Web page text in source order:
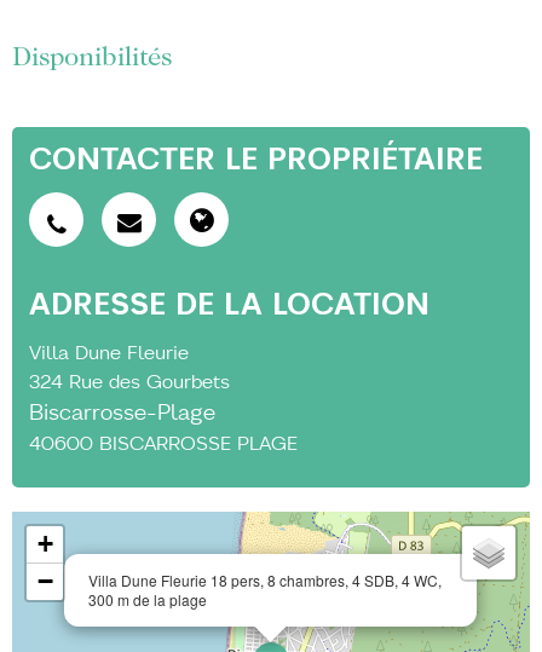
Disponibilités
CONTACTER LE PROPRIÉTAIRE
ADRESSE DE LA LOCATION
Villa Dune Fleurie
324 Rue des Gourbets
Biscarrosse-Plage
40600 BISCARROSSE PLAGE
Villa Dune Fleurie 18 pers, 8 chambres, 4 SDB, 4 WC,
300 m de la plage
+
−